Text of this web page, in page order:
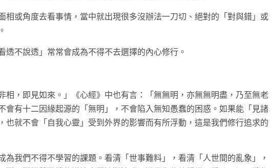
相或角度去看事情，當中就出現很多沒辦法一刀切、絕對的「對與錯」或
不說透」常常會成為不得不去選擇的內心修行。
相，即見如來。」《心經》中也有言：「無無明，亦無無明盡，乃至無老
會有十二因緣起源的「無明」，不會陷入無知愚蠢的困惑。如果能「見諸
就不會「自我心靈」受到外界的影響而有所浮動，這是我們修行追求的
我們不得不學習的課題。看清「世事難料」，看清「人世間的亂象」，